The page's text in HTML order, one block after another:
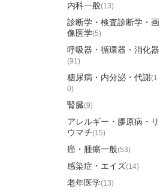
内科一般(13)
診断学・検査診断学・画
像医学(5)
呼吸器・循環器・消化器
(91)
糖尿病・内分泌・代謝(1
0)
腎臓(9)
アレルギー・膠原病・リ
ウマチ(15)
癌・腫瘍一般(53)
感染症・エイズ(14)
老年医学(13)